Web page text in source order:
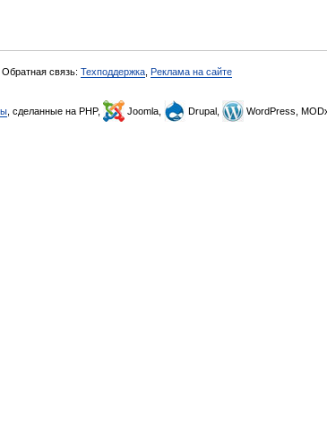
Обратная связь: Техподдержка Реклама на сайте
, сделанные на PHP, Joomla, Drupal, WordPress,